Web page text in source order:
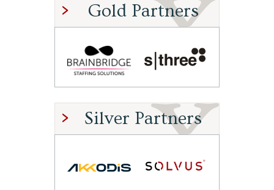
Gold Partners
Silver Partners